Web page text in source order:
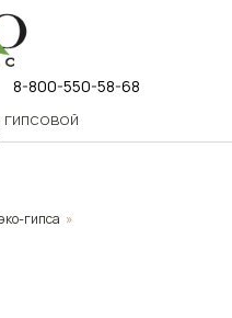
8-800-550-58-68
гипса »